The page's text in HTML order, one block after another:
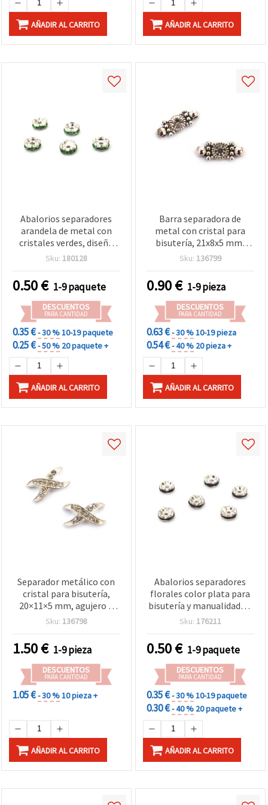
AÑADIR AL CARRITO AÑADIR AL CARRITO
Abalorios separadores
arandela de metal con
cristales verdes, diseño
zigzag, calidad A, color
agujero: 1,5 mm - 10
piezas
Sku: 180128
0.50€ 1-9 paquete
DESCUENTOS
PARA CANTIDAD
0.35 €- 30 %10-19 paquete
0.25 €- 50 % 20 paquete +
AÑADIR AL CARRITO
Barra separadora de
metal con cristal para
bisutería, 21x8x5 mm,
orificio 1 mm, tono
Sku: 136799
0.90€ 1-9 pieza
DESCUENTOS
PARA CANTIDAD
0.63 €- 30 %10-19 pieza
0.54 €- 40 % 20 pieza +
AÑADIR AL CARRITO
Separador metálico con
cristal para bisutería,
20×11×5 mm, agujero 1
mm, color plata, 2 piezas
Sku: 136798
1.50€ 1-9 pieza
DESCUENTOS
PARA CANTIDAD
1.05 €- 30 %10 pieza +
AÑADIR AL CARRITO
Abalorios separadores
florales color plata para
bisutería y manualidades,
metal, 6 x 3 mm, agujero
Sku: 176211
0.50€ 1-9 paquete
DESCUENTOS
PARA CANTIDAD
0.35 €- 30 %10-19 paquete
0.30 €- 40 % 20 paquete +
AÑADIR AL CARRITO